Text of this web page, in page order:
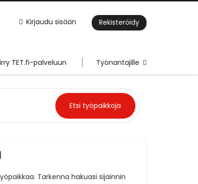
Kirjaudu sisään Rekisteröidy
TET.fi-palveluun Työnantajille
Tarkenna hakuasi sijainnin